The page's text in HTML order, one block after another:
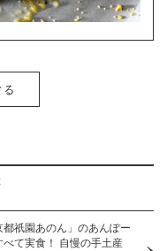
都祇園あのん」のあんぽー
べて実食！ 自慢の手土産